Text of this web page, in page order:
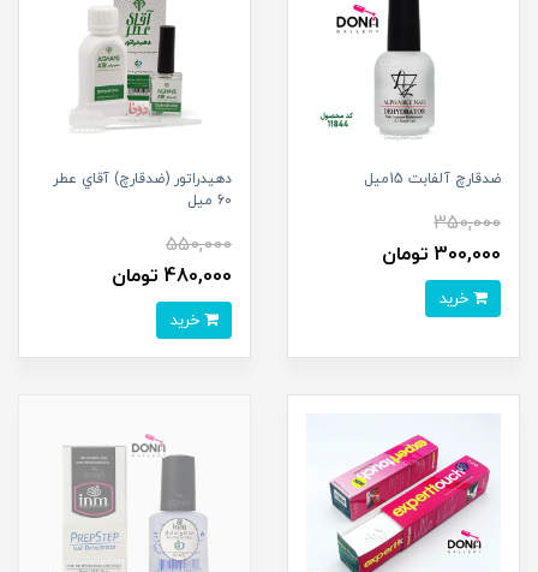
ضدقارچ آلفابت 15ميل
350,000
300,000 تومان
دهيدراتور (ضدقارچ) آقاي عطر
60 ميل
550,000
480,000 تومان